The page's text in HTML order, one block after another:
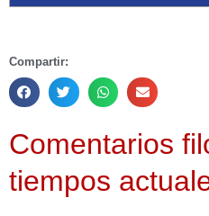
Compartir:
Comentarios
tiempos